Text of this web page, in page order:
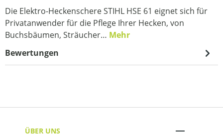
Die Elektro-Heckenschere STIHL HSE 61 eignet sich für
Privatanwender für die Pflege Ihrer Hecken, von
Buchsbäumen, Sträucher… Mehr
Bewertungen
ÜBER UNS